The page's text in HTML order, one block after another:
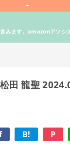
=
みます。amazonアソシ
田 龍聖
B! P